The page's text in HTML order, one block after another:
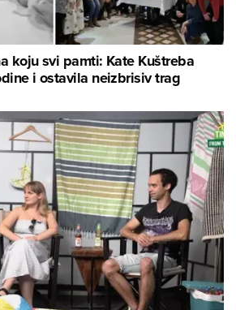
koju svi pamti: Kate Kuštreba
i ostavila neizbrisiv trag